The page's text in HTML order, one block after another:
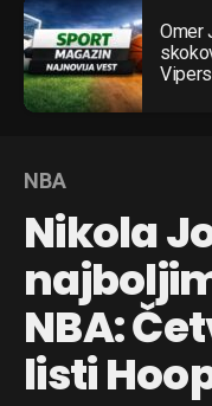
Omer
NBA
Nikola
NBA:
listi